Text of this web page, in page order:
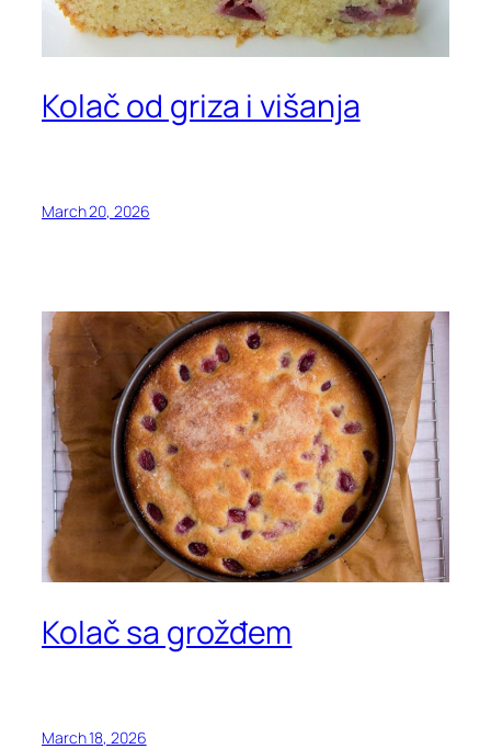
Kolač od griza i višanja
March 20, 2026
Kolač sa grožđem
March 18, 2026